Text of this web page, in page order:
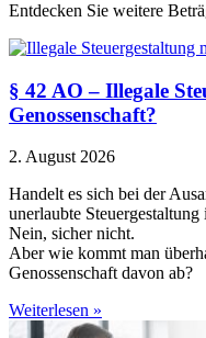
Entdecken Sie weitere
§ 42 AO – Illegale
Genossenschaft?
2. August 2026
Handelt es sich bei der
unerlaubte
Nein, sicher nicht.
Aber wie kommt man
Genossenschaft davon ab?
Weiterlesen »